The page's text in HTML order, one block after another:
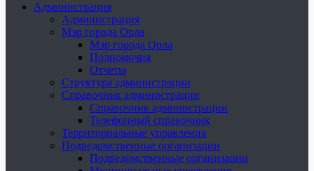
Администрация
Администрация
Мэр города Орла
Мэр города Орла
Полномочия
Отчеты
Структура администрации
Справочник администрации
Справочник администрации
Телефонный справочник
Территориальные управления
Подведомственные организации
Подведомственные организации